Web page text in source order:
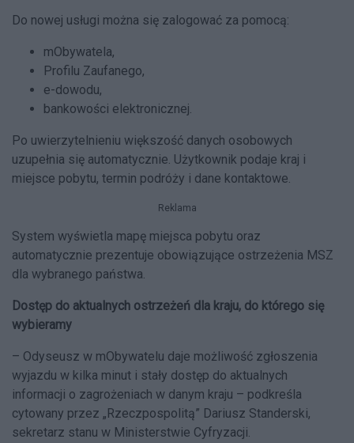
Do nowej usługi można się zalogować za pomocą:
mObywatela,
Profilu Zaufanego,
e-dowodu,
bankowości elektronicznej.
Po uwierzytelnieniu większość danych osobowych
uzupełnia się automatycznie. Użytkownik podaje kraj i
miejsce pobytu, termin podróży i dane kontaktowe.
Reklama
System wyświetla mapę miejsca pobytu oraz
automatycznie prezentuje obowiązujące ostrzeżenia MSZ
dla wybranego państwa.
Dostęp do aktualnych ostrzeżeń dla kraju, do którego się
wybieramy
– Odyseusz w mObywatelu daje możliwość zgłoszenia
wyjazdu w kilka minut i stały dostęp do aktualnych
informacji o zagrożeniach w danym kraju – podkreśla
cytowany przez „Rzeczpospolitą” Dariusz Standerski,
sekretarz stanu w Ministerstwie Cyfryzacji.